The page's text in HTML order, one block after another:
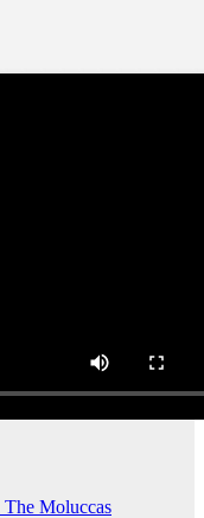
The Moluccas